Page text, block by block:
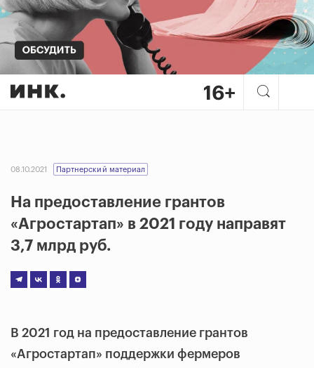
08.10.2021 Партнерский материал
На предоставление грантов
«Агростартап» в 2021 году направят
3,7 млрд руб.
В 2021 год на предоставление грантов
«Агростартап» поддержки фермеров